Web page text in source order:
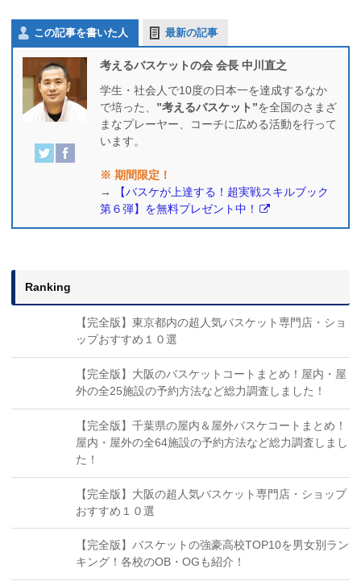
この記事を書いた人 最新の記事
考えるバスケットの会 会長 中川直之
学生・社会人で10度の日本一を達成するなか
で培った、 ”考えるバスケット”を全国のさまざ
まなプレーヤー、コーチに広める活動を行って
います。
※ 期間限定！
→
【バスケが上達する！超実戦スキルブック
第６弾】を無料プレゼント中！
Ranking
【完全版】東京都内の超人気バスケット専門店・ショ
ップおすすめ１０選
【完全版】大阪のバスケットコートまとめ！屋内・屋
外の全25施設の予約方法など総力調査しました！
【完全版】千葉県の屋内＆屋外バスケコートまとめ！
屋内・屋外の全64施設の予約方法など総力調査しまし
た！
【完全版】大阪の超人気バスケット専門店・ショップ
おすすめ１０選
【完全版】バスケットの強豪高校TOP10を男女別ラン
キング！各校のOB・OGも紹介！